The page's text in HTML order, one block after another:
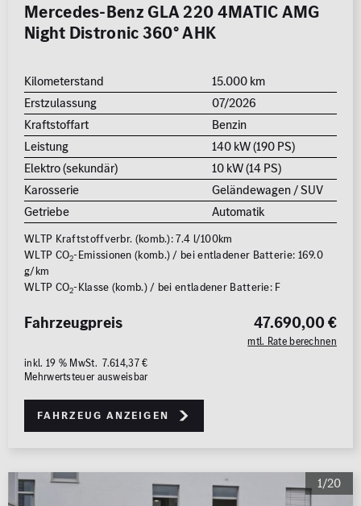
Mercedes-Benz GLA 220 4MATIC AMG
Night Distronic 360° AHK
Kilometerstand
15.000 km
Erstzulassung
07/2026
Kraftstoffart
Benzin
Leistung
140 kW (190 PS)
Elektro (sekundär)
10 kW (14 PS)
Karosserie
Geländewagen / SUV
Getriebe
Automatik
WLTP Kraftstoffverbr. (komb.): 7.4 l/100km
WLTP CO2-Emissionen (komb.) / bei entladener Batterie: 169.0
g/km
WLTP CO2-Klasse (komb.) / bei entladener Batterie: F
47.690,00 €
mtl. Rate berechnen
Fahrzeugpreis
inkl. 19 % MwSt. 7.614,37 €
Mehrwertsteuer ausweisbar
Fahrzeug anzeigen
1/20